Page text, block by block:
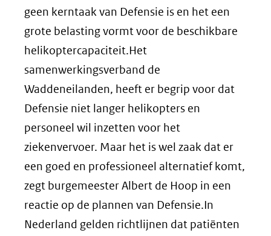
geen kerntaak van Defensie is en het een
grote belasting vormt voor de beschikbare
helikoptercapaciteit.Het
samenwerkingsverband de
Waddeneilanden, heeft er begrip voor dat
Defensie niet langer helikopters en
personeel wil inzetten voor het
ziekenvervoer. Maar het is wel zaak dat er
een goed en professioneel alternatief komt,
zegt burgemeester Albert de Hoop in een
reactie op de plannen van Defensie.In
Nederland gelden richtlijnen dat patiënten